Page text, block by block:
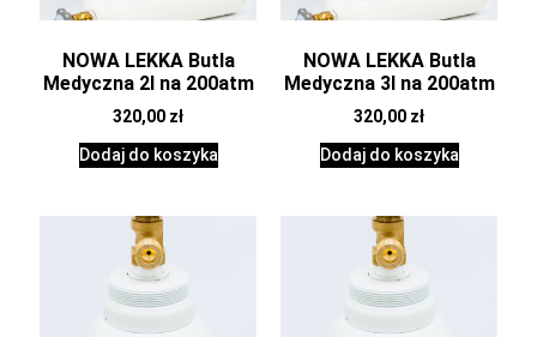
NOWA LEKKA Butla
Medyczna 2l na 200atm
320,00 zł
Dodaj do koszyka
NOWA LEKKA Butla
Medyczna 3l na 200atm
320,00 zł
Dodaj do koszyka